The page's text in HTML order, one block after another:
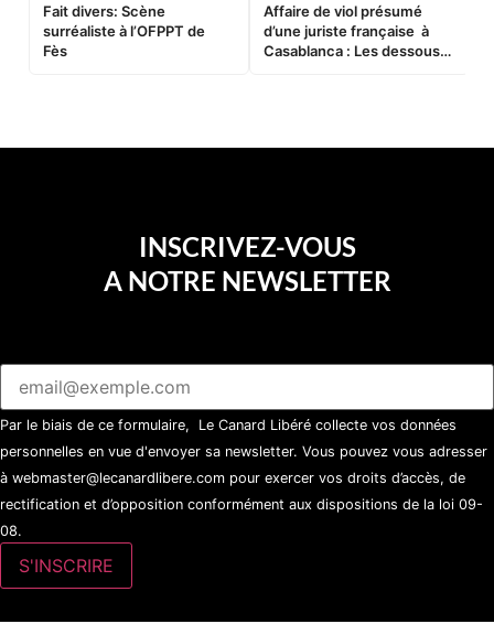
Fait divers: Scène
surréaliste à l’OFPPT de
Fès
Affaire de viol présumé
d’une juriste française à
Casablanca : Les dessous
INSCRIVEZ-VOUS
A NOTRE NEWSLETTER
Par le biais de ce formulaire, Le Canard Libéré collecte vos données
personnelles en vue d'envoyer sa newsletter. Vous pouvez vous adresser
à webmaster@lecanardlibere.com pour exercer vos droits d’accès, de
rectification et d’opposition conformément aux dispositions de la loi 09-
08.